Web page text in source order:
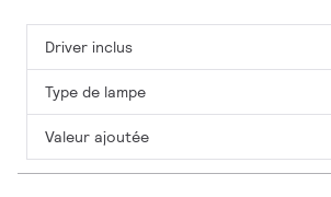
Driver inclus
Type de lampe
Valeur ajoutée